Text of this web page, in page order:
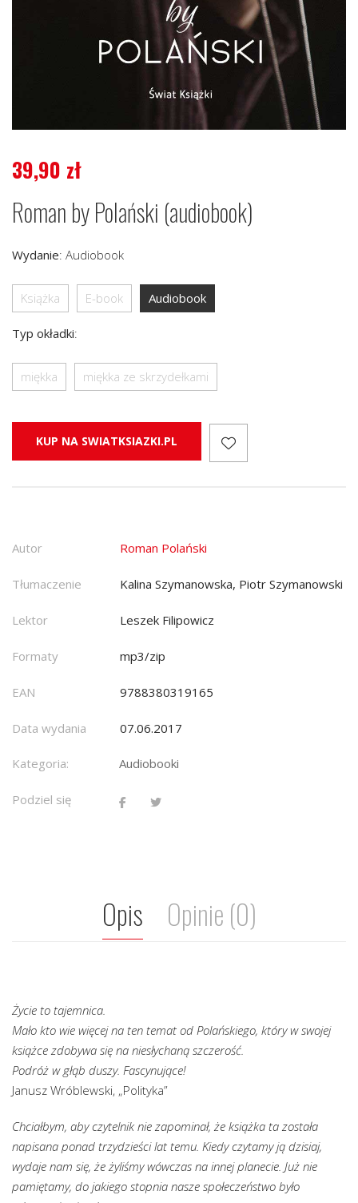
39,90 zł
Roman by Polański (audiobook)
Wydanie: Audiobook
Książka E-book Audiobook
Typ okładki:
miękka miękka ze skrzydełkami
KUP NA SWIATKSIAZKI.PL
Autor Roman Polański
Tłumaczenie Kalina Szymanowska, Piotr Szymanowski
Lektor Leszek Filipowicz
Formaty mp3/zip
EAN 9788380319165
Data wydania 07.06.2017
Kategoria: Audiobooki
Podziel się
Opis Opinie (0)
Życie to tajemnica.
Mało kto wie więcej na ten temat od Polańskiego, który w swojej
książce zdobywa się na niesłychaną szczerość.
Podróż w głąb duszy. Fascynujące!
Janusz Wróblewski, „Polityka”
Chciałbym, aby czytelnik nie zapominał, że książka ta została
napisana ponad trzydzieści lat temu. Kiedy czytamy ją dzisiaj,
wydaje nam się, że żyliśmy wówczas na innej planecie. Już nie
pamiętamy, do jakiego stopnia nasze społeczeństwo było